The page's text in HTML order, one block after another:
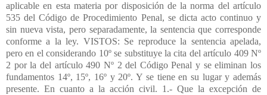
aplicable en esta materia por disposición de la norma del artículo
535 del Código de Procedimiento Penal, se dicta acto continuo y
sin nueva vista, pero separadamente, la sentencia que corresponde
conforme a la ley. VISTOS: Se reproduce la sentencia apelada,
pero en el considerando 10º se substituye la cita del artículo 409 Nº
2 por la del artículo 490 Nº 2 del Código Penal y se eliminan los
fundamentos 14º, 15º, 16º y 20º. Y se tiene en su lugar y además
presente. En cuanto a la acción civil. 1.- Que la excepción de